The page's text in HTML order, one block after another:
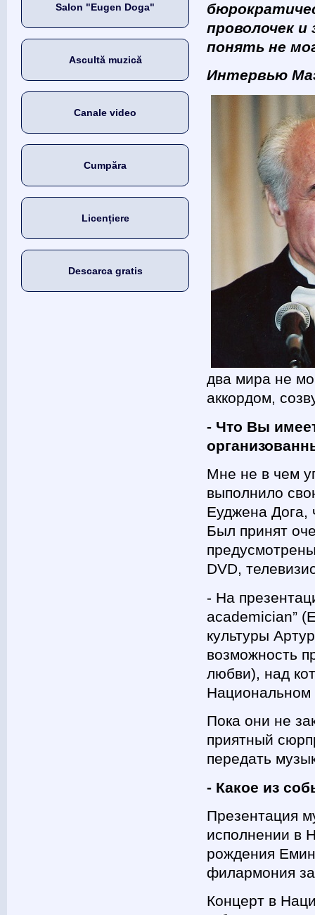
Salon "Eugen Doga"
Ascultă muzică
Canale video
Cumpăra
Licențiere
Descarca gratis
проволочек
понять не
Интервью
два мира не
аккордом,
- Что Вы
Мне не в чем
выполнило
Еуджена Дога,
Был принят
DVD,
- На
academician”
культуры
возможность
любви), над
Национальном
Пока они не
приятный
передать
- Какое из
Презентация
исполнении в
рождения
филармония
Концерт в